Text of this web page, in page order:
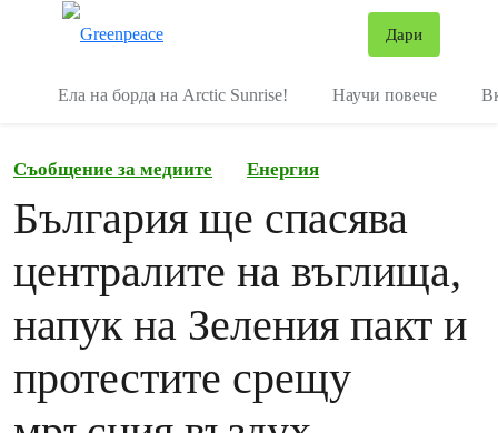
Дари
Ела на борда на Arctic Sunrise! Научи повече
Съобщение за медиите Енергия
България ще спасява
централите на въглища,
напук на Зеления пакт и
протестите срещу